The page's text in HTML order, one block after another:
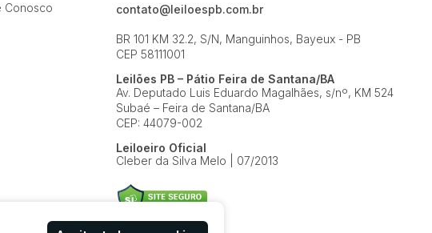
Conosco
contato@leiloespb.com.br
BR 101 KM 32.2, S/N, Manguinhos, Bayeux - PB
CEP 58111001
Leilões PB – Pátio Feira de Santana/BA
Av. Deputado Luis Eduardo Magalhães, s/nº, KM 524
Subaé – Feira de Santana/BA
CEP: 44079-002
Leiloeiro Oficial
Cleber da Silva Melo | 07/2013